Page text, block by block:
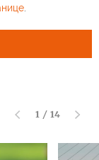
.
1 / 14